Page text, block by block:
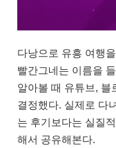
다낭으로 유흥 여행
빨간그네는 이름을
알아볼 때 유튜브, 블
결정했다. 실제로 다
는 후기보다는 실질
해서 공유해본다.